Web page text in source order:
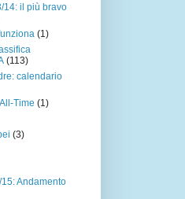
14: il più bravo
(1)
(113)
calendario
Time (1)
(3)
Andamento